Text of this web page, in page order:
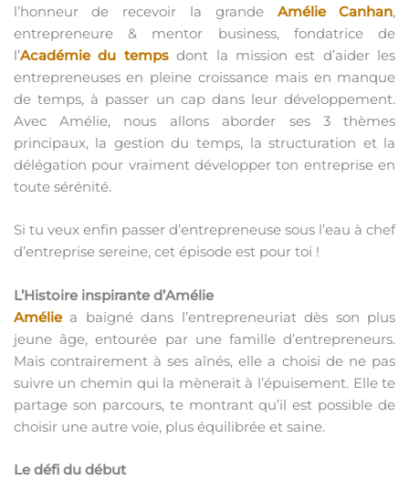
l’honneur de recevoir la grande Amélie Canhan,
entrepreneure & mentor business, fondatrice de
l’Académie du tempsdont la mission est d’aider les
entrepreneuses en pleine croissance mais en manque
de temps, à passer un cap dans leur développement.
Avec Amélie, nous allons aborder ses 3 thèmes
principaux, la gestion du temps, la structuration et la
délégation pour vraiment développer ton entreprise en
toute sérénité.
Si tu veux enfin passer d’entrepreneuse sous l’eau à chef
d’entreprise sereine, cet épisode est pour toi !
L’Histoire inspirante d’Amélie
Améliea baigné dans l’entrepreneuriat dès son plus
jeune âge, entourée par une famille d’entrepreneurs.
Mais contrairement à ses aînés, elle a choisi de ne pas
suivre un chemin qui la mènerait à l’épuisement. Elle te
partage son parcours, te montrant qu’il est possible de
choisir une autre voie, plus équilibrée et saine.
Le défi du début